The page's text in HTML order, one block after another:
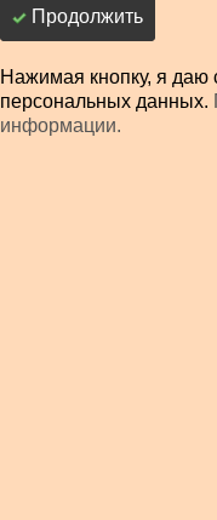
Продолжить
Нажимая кнопку, я даю
персональных данных.
информации.